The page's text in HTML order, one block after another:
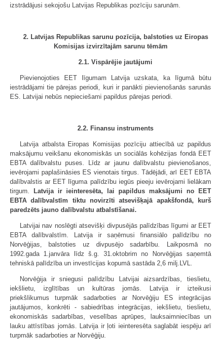
izstrādājusi sekojošu Latvijas Republikas pozīciju sarunām.
2. Latvijas Republikas sarunu pozīcija, balstoties uz Eiropas
Komisijas izvirzītajām sarunu tēmām
2.1. Vispārējie jautājumi
Pievienojoties EET līgumam Latvija uzskata, ka līgumā būtu
iestrādājami tie pārejas periodi, kuri ir panākti pievienošanās sarunās
ES. Latvijai nebūs nepieciešami papildus pārejas periodi.
2.2. Finansu instruments
Latvija atbalsta Eiropas Komisijas pozīciju attiecībā uz papildus
maksājumu veikšanu ekonomiskās un sociālās kohēzijas fondā EET
EBTA dalībvalstu puses. Līdz ar jaunu dalībvalstu pievienošanos,
ievērojami paplašināsies ES vienotais tirgus. Tādējādi, arī EET EBTA
dalībvalstis ar EET līguma palīdzību iegūs pieeju ievērojami lielākam
tirgum.
Latvija ir ieinteresēta, lai papildus maksājumi no EET
EBTA dalībvalstīm tiktu novirzīti atsevišķajā apakšfondā, kurš
paredzēts jauno dalībvalstu atbalstīšanai.
Latvijai nav noslēgti atsevišķi divpusējās palīdzības līgumi ar EET
EBTA dalībvalstīm. Latvija ir saņēmusi finansiālo palīdzību no
Norvēģijas, balstoties uz divpusējo sadarbību. Laikposmā no
1992.gada 1.janvāra līdz š.g. 31.oktobrim no Norvēģijas saņemtā
tehniskā palīdzība un investīcijas kopumā sastāda 2,6 milj.LVL.
Norvēģija ir sniegusi palīdzību Latvijai aizsardzības, tieslietu,
iekšlietu, izglītības un kultūras jomās. Latvija ir izteikusi
priekšlikumus turpmāk sadarboties ar Norvēģiju ES integrācijas
jautājumos, konkrēti - sabiedrības integrācijas, iekšlietu, tieslietu,
ekonomiskās sadarbības, veselības aprūpes, lauksaimniecības un
lauku attīstības jomās. Latvija ir ļoti ieinteresēta saglabāt iespēju arī
turpmāk sadarboties ar Norvēģiju.